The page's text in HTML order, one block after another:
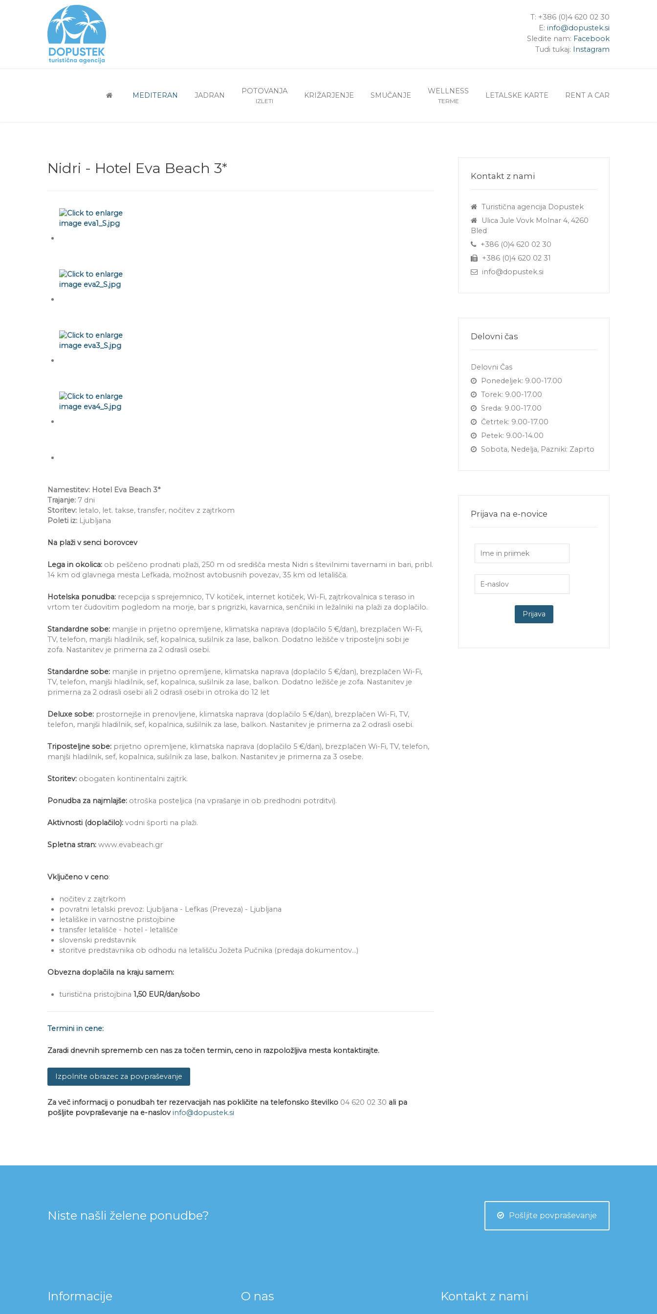
T: +386 (0)4 620 02 30
E: info@dopustek.si
Sledite nam: Facebook
Tudi tukaj: Instagram
MEDITERAN JADRAN POTOVANJA
IZLETI
KRIŽARJENJE SMUČANJE WELLNESS
TERME
LETALSKE KARTE RENT A CAR
Nidri - Hotel Eva Beach 3*
Namestitev: Hotel Eva Beach 3*
Trajanje: 7 dni
Storitev: letalo, let. takse, transfer, nočitev z zajtrkom
Poleti iz: Ljubljana
Na plaži v senci borovcev
Lega in okolica: ob peščeno prodnati plaži, 250 m od središča mesta Nidri s številnimi tavernami in bari, pribl.
14 km od glavnega mesta Lefkada, možnost avtobusnih povezav, 35 km od letališča.
Hotelska ponudba: recepcija s sprejemnico, TV kotiček, internet kotiček, Wi-Fi, zajtrkovalnica s teraso in
vrtom ter čudovitim pogledom na morje, bar s prigrizki, kavarnica, senčniki in ležalniki na plaži za doplačilo.
Standardne sobe: manjše in prijetno opremljene, klimatska naprava (doplačilo 5 €/dan), brezplačen Wi-Fi,
TV, telefon, manjši hladilnik, sef, kopalnica, sušilnik za lase, balkon. Dodatno ležišče v triposteljni sobi je
zofa. Nastanitev je primerna za 2 odrasli osebi.
Standardne sobe: manjše in prijetno opremljene, klimatska naprava (doplačilo 5 €/dan), brezplačen Wi-Fi,
TV, telefon, manjši hladilnik, sef, kopalnica, sušilnik za lase, balkon. Dodatno ležišče je zofa. Nastanitev je
primerna za 2 odrasli osebi ali 2 odrasli osebi in otroka do 12 let
Deluxe sobe: prostornejše in prenovljene, klimatska naprava (doplačilo 5 €/dan), brezplačen Wi-Fi, TV,
telefon, manjši hladilnik, sef, kopalnica, sušilnik za lase, balkon. Nastanitev je primerna za 2 odrasli osebi.
Triposteljne sobe: prijetno opremljene, klimatska naprava (doplačilo 5 €/dan), brezplačen Wi-Fi, TV, telefon,
manjši hladilnik, sef, kopalnica, sušilnik za lase, balkon. Nastanitev je primerna za 3 osebe.
Storitev: obogaten kontinentalni zajtrk.
Ponudba za najmlajše: otroška posteljica (na vprašanje in ob predhodni potrditvi).
Aktivnosti (doplačilo): vodni športi na plaži.
Spletna stran: www.evabeach.gr
Vključeno v ceno:
nočitev z zajtrkom
povratni letalski prevoz: Ljubljana - Lefkas (Preveza) - Ljubljana
letališke in varnostne pristojbine
transfer letališče - hotel - letališče
slovenski predstavnik
storitve predstavnika ob odhodu na letališču Jožeta Pučnika (predaja dokumentov...)
Obvezna doplačila na kraju samem:
turistična pristojbina 1,50 EUR/dan/sobo
Termini in cene:
Zaradi dnevnih sprememb cen nas za točen termin, ceno in razpoložljiva mesta kontaktirajte.
Izpolnite obrazec za povpraševanje
Za več informacij o ponudbah ter rezervacijah nas pokličite na telefonsko številko 04 620 02 30 ali pa
pošljite povpraševanje na e-naslovinfo@dopustek.si
Kontakt z nami
Turistična agencija Dopustek
Ulica Jule Vovk Molnar 4, 4260
Bled
+386 (0)4 620 02 30
+386 (0)4 620 02 31
info@dopustek.si
Delovni čas
Delovni Čas
Ponedeljek: 9.00-17.00
Torek: 9.00-17.00
Sreda: 9.00-17.00
Četrtek: 9.00-17.00
Petek: 9.00-14.00
Sobota, Nedelja, Pazniki: Zaprto
Prijava na e-novice
Niste našli želene ponudbe? Pošljite povpraševanje
Informacije O nas Kontakt z nami